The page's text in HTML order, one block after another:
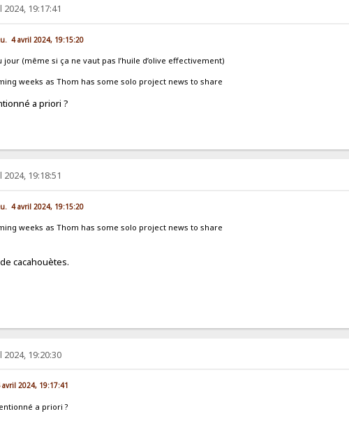
19:17:41
4 avril 2024, 19:15:20
(même si ça ne vaut pas l’huile d’olive effectivement)
weeks as Thom has some solo project news to share
a priori ?
19:18:51
4 avril 2024, 19:15:20
weeks as Thom has some solo project news to share
cacahouètes.
2024, 19:20:30
2024, 19:17:41
a priori ?